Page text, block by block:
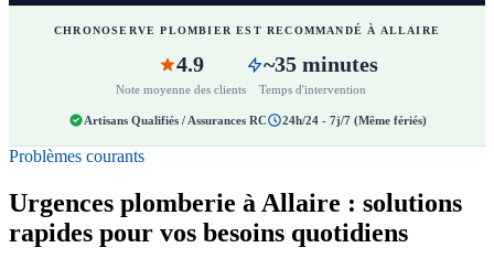
CHRONOSERVE PLOMBIER EST RECOMMANDÉ À ALLAIRE
4.9
Note moyenne des clients
~35 minutes
Temps d'intervention
Artisans Qualifiés / Assurances RC 24h/24 - 7j/7 (Même fériés)
Problèmes courants
Urgences plomberie à Allaire : solutions
rapides pour vos besoins quotidiens